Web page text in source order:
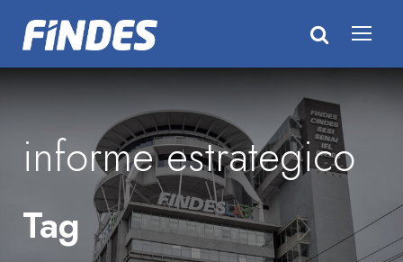
informe estrategico
Tag